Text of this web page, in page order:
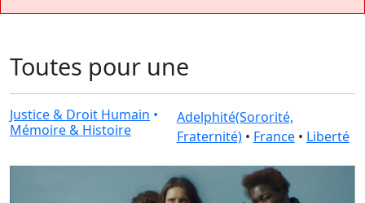
Toutes pour une
Justice & Droit Humain •
Mémoire & Histoire
Adelphité(Sororité,
Fraternité)• France• Liberté